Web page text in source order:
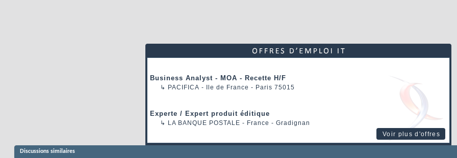
Business Analyst - MOA - Recette H/F
↳ PACIFICA - Ile de France - Paris 75015
Experte / Expert produit éditique
↳ LA BANQUE POSTALE - France - Gradignan
Voir plus d'offres
Discussions similaires